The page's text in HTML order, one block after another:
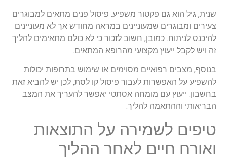
שנית, גיל הוא גם פקטור משפיע. פיסול פנים מתאים למבוגרים
צעירים ומבוגרים שמעוניינים במראה מחודש אך לא מעוניינים
להיכנס לניתוח. כמובן, חשוב לזכור כי לא כולם מתאימים להליך
זה ויש לקבל ייעוץ מקצועי מהרופא המתאים.
בנוסף, מצבים רפואיים מסוימים או שימוש בתרופות יכולות
להשפיע על האפשרות לעבור פיסול קו לסת, לכן יש להביא זאת
בחשבון. ייעוץ עם מומחה אסתטי יאפשר להעריך את המצב
הבריאותי וההתאמה להליך.
טיפים לשמירה על התוצאות
ואורח חיים לאחר ההליך